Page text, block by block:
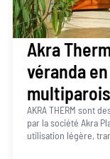
Akra
véranda
multiparois
AKRA THERM sont
par la société Akra
utilisation légère,